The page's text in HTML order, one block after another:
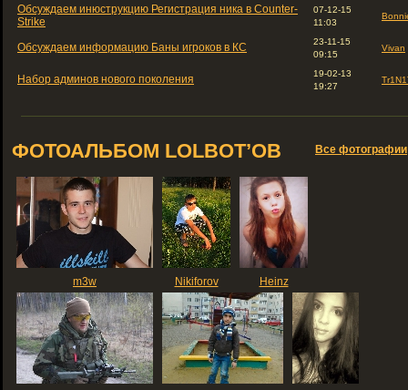
Обсуждаем инюструкцию Регистрация ника в Counter-
Strike
07-12-15
11:03
Обсуждаем информацию Баны игроков в КС
23-11-15
09:15
Vivan
Набор админов нового поколения
19-02-13
19:27
Все фотографии
ФОТОАЛЬБОМ LOLBOT’ОВ
m3w Nikiforov Heinz